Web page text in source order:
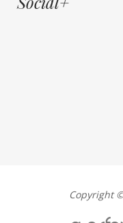
Copyright